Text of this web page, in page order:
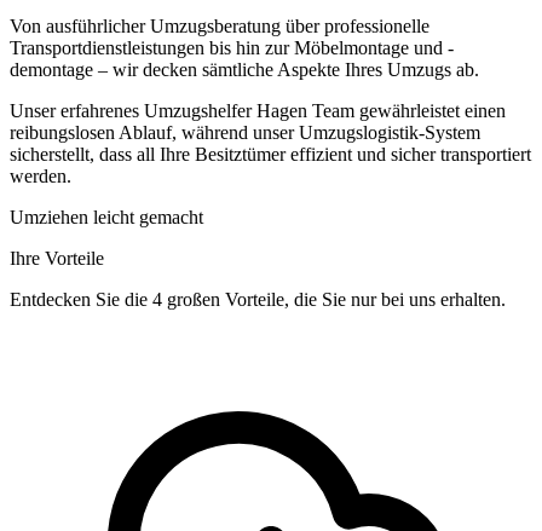
Von ausführlicher Umzugsberatung über professionelle
Transportdienstleistungen bis hin zur Möbelmontage und -
demontage – wir decken sämtliche Aspekte Ihres Umzugs ab.
Unser erfahrenes Umzugshelfer Hagen Team gewährleistet einen
reibungslosen Ablauf, während unser Umzugslogistik-System
sicherstellt, dass all Ihre Besitztümer effizient und sicher transportiert
werden.
Umziehen leicht gemacht
Ihre Vorteile
Entdecken Sie die 4 großen Vorteile, die Sie nur bei uns erhalten.